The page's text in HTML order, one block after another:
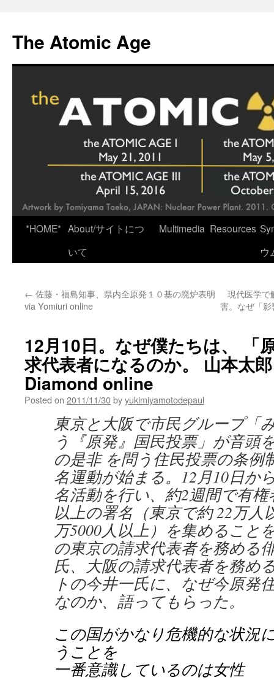
content
The Atomic Age
*HOME* About/サイトにつ
いて
Multimedia Resources
ウ
← 佐藤・福島知事、県内全原発１０基の廃炉表明
via Yomiuri online
現代医学で
害。なぜ「
12月10日。なぜ僕たちは、 「
求代表者になるのか。 山本太
Diamond online
Posted on 2011/11/30byyukimiyamotodepaul
東京と大阪で市民グループ「
う『原発』国民投票」が音頭
の是非 を問う住民投票の条例
名運動が始まる。12月10日か
名活動を行い、約2週間で有権
以上の署名（東京で約 22万人
万5000人以上）を集めること
の東京の請求代表者を務める
氏、大阪の請求代表者を務め
トの今井一氏に、なぜ今原発
なのか、語ってもらった。
この国がかなり危機的な状況
うことを
一番意識しているのは女性